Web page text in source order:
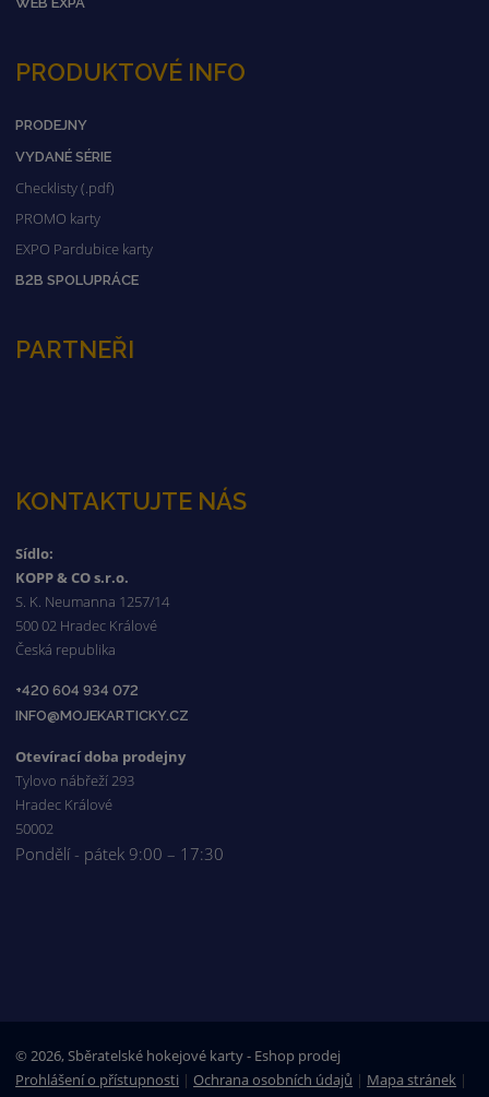
PRODUKTOVÉ INFO
PRODEJNY
VYDANÉ SÉRIE
Checklisty (.pdf)
PROMO karty
EXPO Pardubice karty
B2B SPOLUPRÁCE
PARTNEŘI
KONTAKTUJTE NÁS
Sídlo:
KOPP & CO s.r.o.
S. K. Neumanna 1257/14
500 02 Hradec Králové
Česká republika
+420 604 934 072
INFO@MOJEKARTICKY.CZ
Otevírací doba prodejny
Tylovo nábřeží 293
Hradec Králové
50002
Pondělí - pátek 9:00 – 17:30
© 2026, Sběratelské hokejové karty - Eshop prodej
Prohlášení o přístupnosti |Ochrana osobních údajů | Mapa stránek |